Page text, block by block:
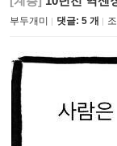
부두개미 댓글: 5 개